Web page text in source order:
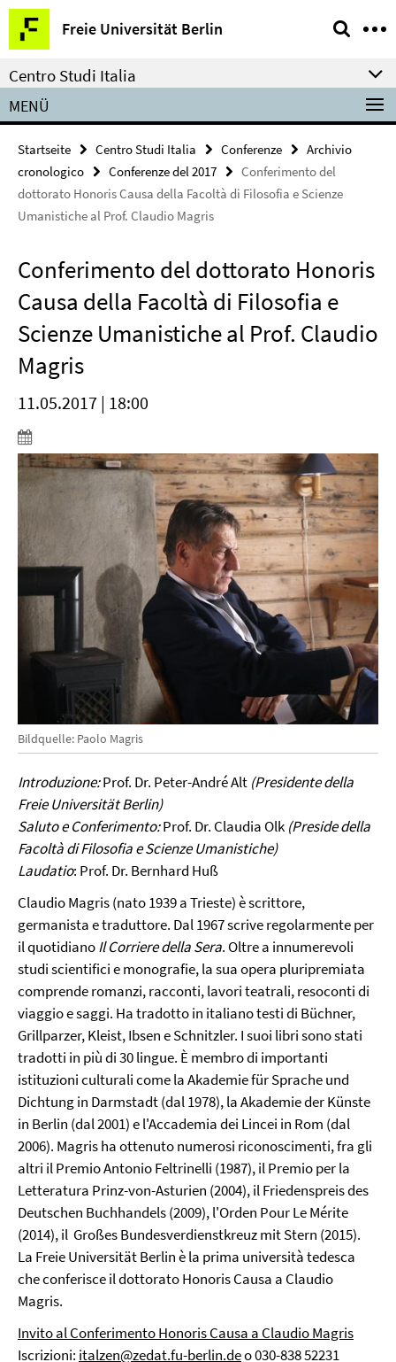
Springe
direkt
zu
Inhalt
Freie Universität Berlin
Service-
Navigation
Centro Studi Italia
MENÜ
Startseite Centro Studi Italia Conferenze
Archivio
cronologico
Conferenze del 2017
Conferimento del
dottorato Honoris Causa della Facoltà di Filosofia e Scienze
Umanistiche al Prof. Claudio Magris
Conferimento del dottorato Honoris
Causa della Facoltà di Filosofia e
Scienze Umanistiche al Prof. Claudio
Magris
11.05.2017 | 18:00
Bildquelle: Paolo Magris
Introduzione:Prof. Dr. Peter-André Alt (Presidente della
Freie Universität Berlin)
Saluto e Conferimento:Prof. Dr. Claudia Olk (Preside della
Facoltà di Filosofia e Scienze Umanistiche)
Laudatio: Prof. Dr. Bernhard Huß
Claudio Magris (nato 1939 a Trieste) è scrittore,
germanista e traduttore. Dal 1967 scrive regolarmente per
il quotidianoIl Corriere della Sera. Oltre a innumerevoli
studi scientifici e monografie, la sua opera pluripremiata
comprende romanzi, racconti, lavori teatrali, resoconti di
viaggio e saggi. Ha tradotto in italiano testi di Büchner,
Grillparzer, Kleist, Ibsen e Schnitzler. I suoi libri sono stati
tradotti in più di 30 lingue. È membro di importanti
istituzioni culturali come la Akademie für Sprache und
Dichtung in Darmstadt (dal 1978), la Akademie der Künste
in Berlin (dal 2001) e l'Accademia dei Lincei in Rom (dal
2006). Magris ha ottenuto numerosi riconoscimenti, fra gli
altri il Premio Antonio Feltrinelli (1987), il Premio per la
Letteratura Prinz-von-Asturien (2004), il Friedenspreis des
Deutschen Buchhandels (2009), l'Orden Pour Le Mérite
(2014), il Großes Bundesverdienstkreuz mit Stern (2015).
La Freie Universität Berlin è la prima università tedesca
che conferisce il dottorato Honoris Causa a Claudio
Magris.
Invito al Conferimento Honoris Causa a Claudio Magris
Iscrizioni: italzen@zedat.fu-berlin.deo 030-838 52231